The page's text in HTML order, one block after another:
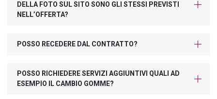
DELLA FOTO SUL SITO SONO GLI STESSI PREVISTI
NELL’OFFERTA?
POSSO RECEDERE DAL CONTRATTO?
POSSO RICHIEDERE SERVIZI AGGIUNTIVI QUALI AD
ESEMPIO IL CAMBIO GOMME?